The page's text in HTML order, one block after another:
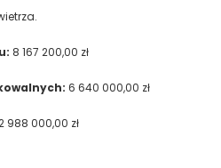
8 167 200,00 zł
6 640 000,00 zł
988 000,00 zł